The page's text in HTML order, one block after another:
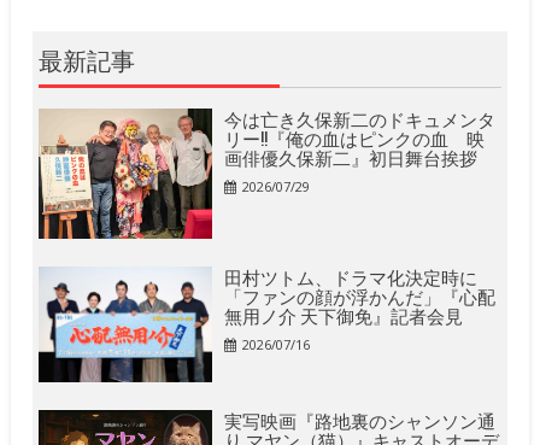
最新記事
今は亡き久保新二のドキュメンタ
リー!!『俺の血はピンクの血 映
画俳優久保新二』初日舞台挨拶
2026/07/29
田村ツトム、ドラマ化決定時に
「ファンの顔が浮かんだ」『心配
無用ノ介 天下御免』記者会見
2026/07/16
実写映画『路地裏のシャンソン通
り マヤン（猫）』キャストオーデ